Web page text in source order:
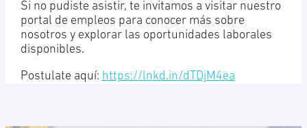
Si no pudiste asistir, te invitamos a visitar nuestro
portal de empleos para conocer más sobre
nosotros y explorar las oportunidades laborales
disponibles.
Postulate aquí: https://lnkd.in/dTDjM4ea